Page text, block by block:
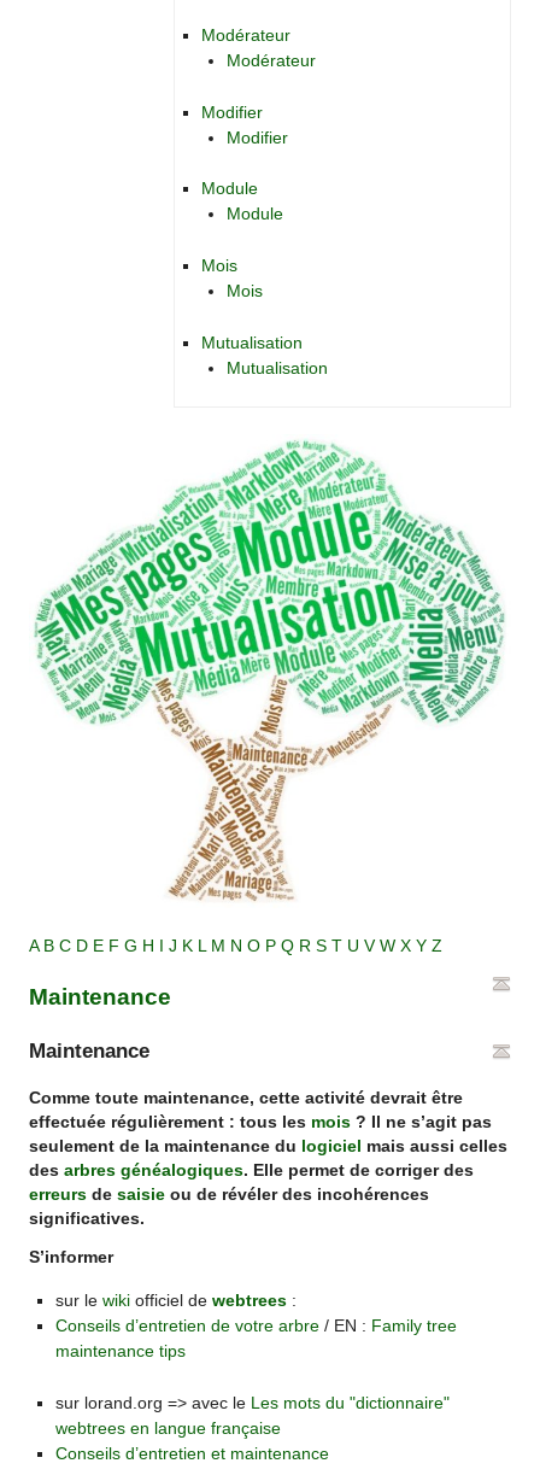
Modérateur
Modérateur
Modifier
Modifier
Module
Module
Mois
Mois
Mutualisation
Mutualisation
A B C D E F G H J K M N O P Q R S T U V W X Y Z
Maintenance
Maintenance
Comme toute maintenance, cette activité devrait être
effectuée régulièrement : tous les mois ? Il ne s’agit pas
seulement de la maintenance du logiciel mais aussi celles
desarbres généalogiques. Elle permet de corriger des
erreurs desaisie ou de révéler des incohérences
significatives.
S’informer
sur le wikiofficiel de webtrees:
Conseils d’entretien de votre arbre/ EN : Family tree
maintenance tips
sur lorand.org => avec le Les mots du "dictionnaire"
webtrees en langue française
Conseils d’entretien et maintenance